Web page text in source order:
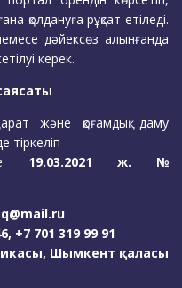
қолдануға рұқсат етіледі.
дәйексөз алынғанда
керек.
және қоғамдық даму
тіркеліп
19.03.2021 ж. №
+7 701 319 99 91
Шымкент қаласы